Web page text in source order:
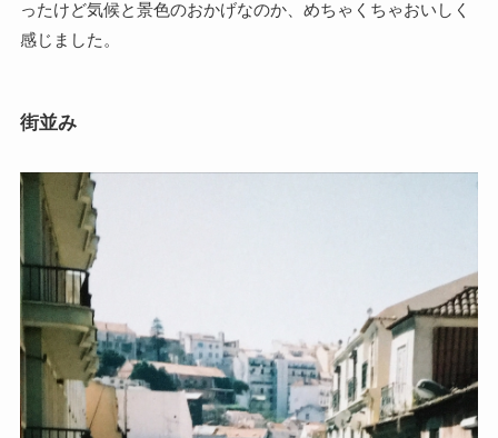
ったけど気候と景色のおかげなのか、めちゃくちゃおいしく
感じました。
街並み